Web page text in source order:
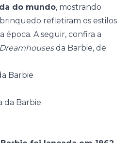
do mundo, mostrando
refletiram os estilos
época. A seguir, confira a
Dreamhousesda Barbie, de
Barbie